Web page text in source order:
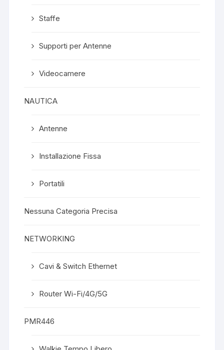
Staffe
Supporti per Antenne
Videocamere
NAUTICA
Antenne
Installazione Fissa
Portatili
Nessuna Categoria Precisa
NETWORKING
Cavi & Switch Ethernet
Router Wi-Fi/4G/5G
PMR446